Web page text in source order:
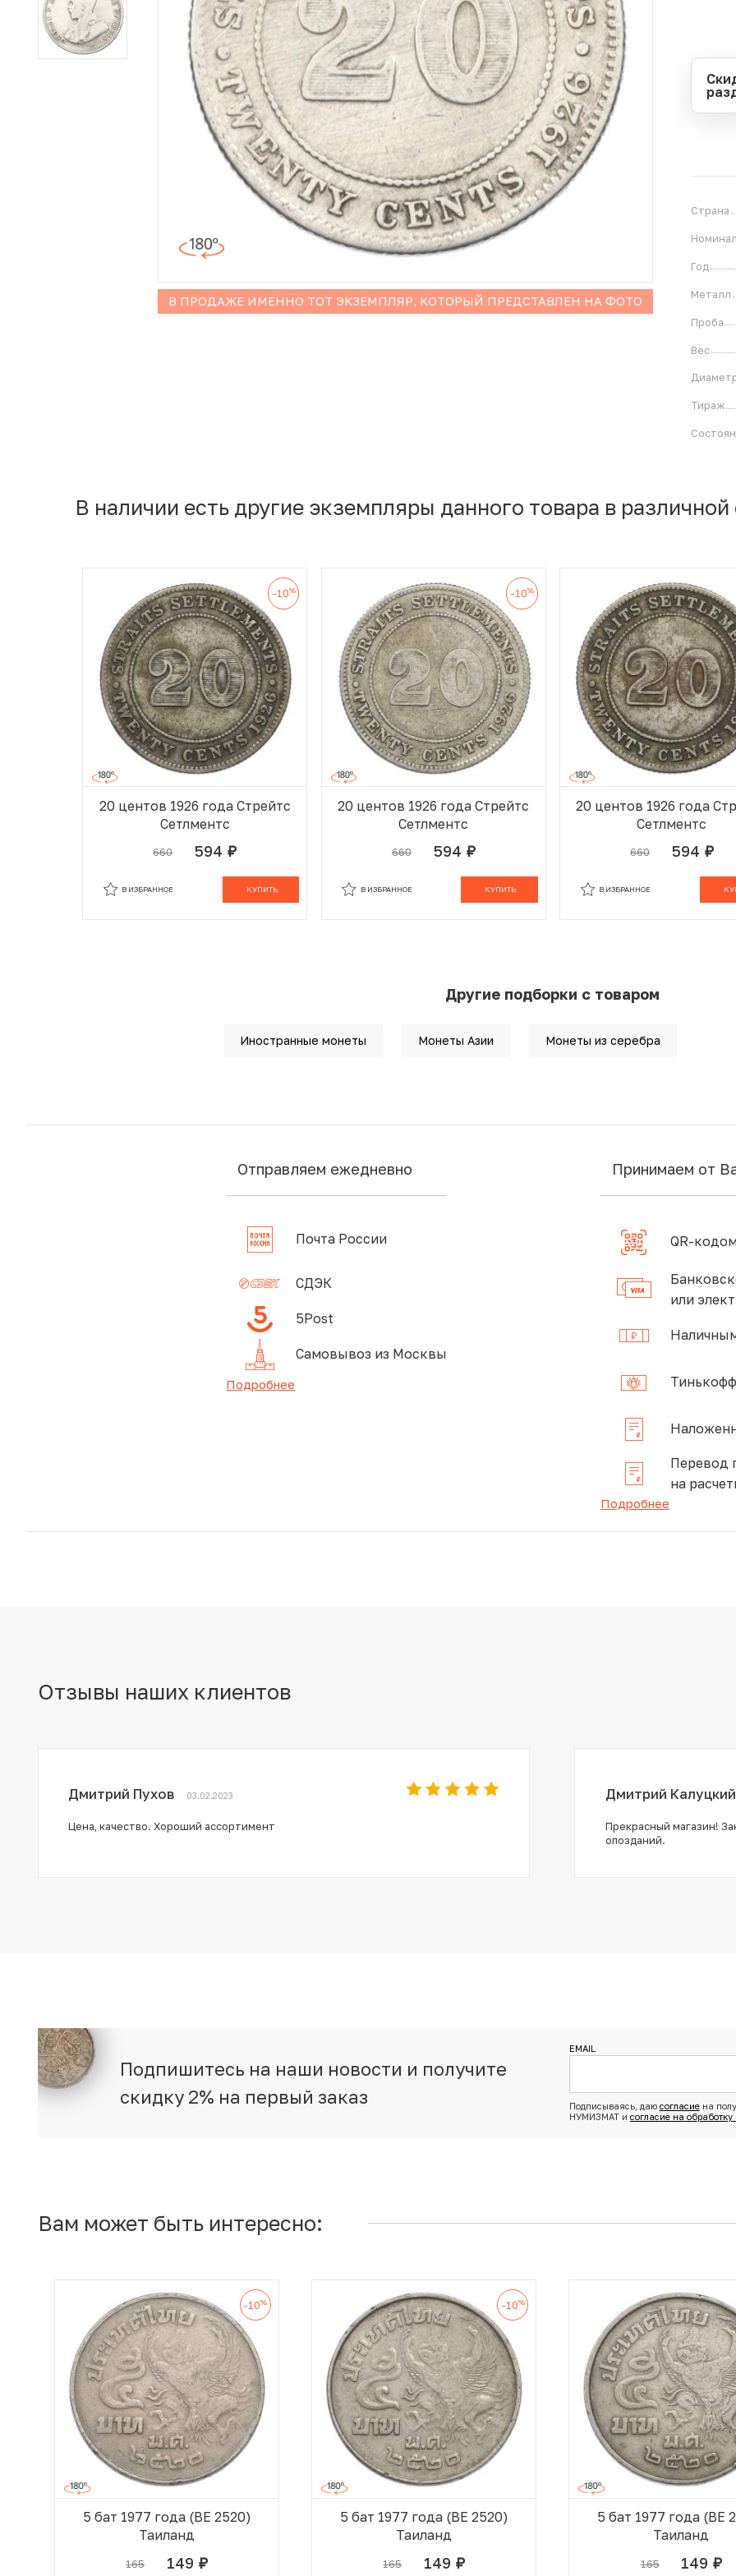
Иностранные монеты
Неофициальные выпуски монет (Unusual)
Античные и средневековые монеты
В ПРОДАЖЕ ИМЕННО ТОТ ЭКЗЕМПЛЯР, КОТОРЫЙ ПРЕДСТАВЛЕН НА ФОТО
Страна
Номинал
Год
Металл
Проба
Вес
Тираж
В наличии есть другие экземпляры данного товара в различной
-10%
20 центов 1926 года Стрейтс
Сетлментс
660 594 руб.
КУПИТЬ
В ИЗБРАННОЕ
-10%
20 центов 1926 года Стрейтс
Сетлментс
660 594 руб.
КУПИТЬ
В ИЗБРАННОЕ
20 центов 1926 года
Сетлментс
660 594 руб.
В ИЗБРАННОЕ
Другие подборки с товаром
Иностранные монеты Монеты Азии Монеты из серебра
Отправляем ежедневно
Почта России
СДЭК
5Post
Самовывоз из Москвы
Подробнее
Принимаем от
QR-
или
Перевод
на
Подробнее
Отзывы наших клиентов
Дмитрий Пухов 03.02.2023
Цена, качество. Хороший ассортимент
Дмитрий Калуцкий
Прекрасный магазин!
опозданий.
Подпишитесь на наши новости и получите
скидку 2% на первый заказ
EMAIL
Подписываясь, даю согласиена
НУМИЗМАТ и согласие на
Вам может быть интересно:
-10%
5 бат 1977 года (BE 2520)
Таиланд
165 149 руб.
-10%
5 бат 1977 года (BE 2520)
Таиланд
165 149 руб.
5 бат 1977 года (BE
Таиланд
165 149 руб.